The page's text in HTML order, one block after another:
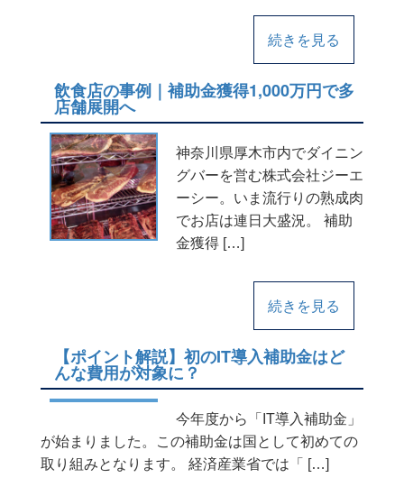
続きを見る
飲食店の事例｜補助金獲得1,000万円で多
店舗展開へ
神奈川県厚木市内でダイニン
グバーを営む株式会社ジーエ
ーシー。いま流行りの熟成肉
でお店は連日大盛況。 補助
金獲得 […]
続きを見る
【ポイント解説】初のIT導入補助金はど
んな費用が対象に？
今年度から「IT導入補助金」
が始まりました。この補助金は国として初めての
取り組みとなります。 経済産業省では「 […]